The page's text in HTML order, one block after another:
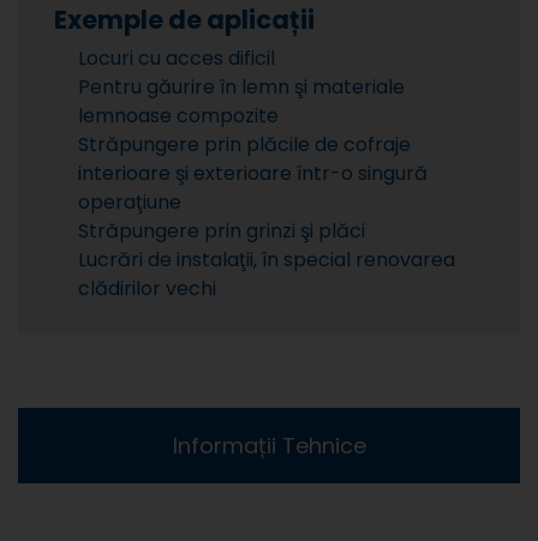
Exemple de aplicații
Locuri cu acces dificil
Pentru găurire în lemn şi materiale
lemnoase compozite
Străpungere prin plăcile de cofraje
interioare şi exterioare într-o singură
operaţiune
Străpungere prin grinzi şi plăci
Lucrări de instalaţii, în special renovarea
clădirilor vechi
Informații Tehnice